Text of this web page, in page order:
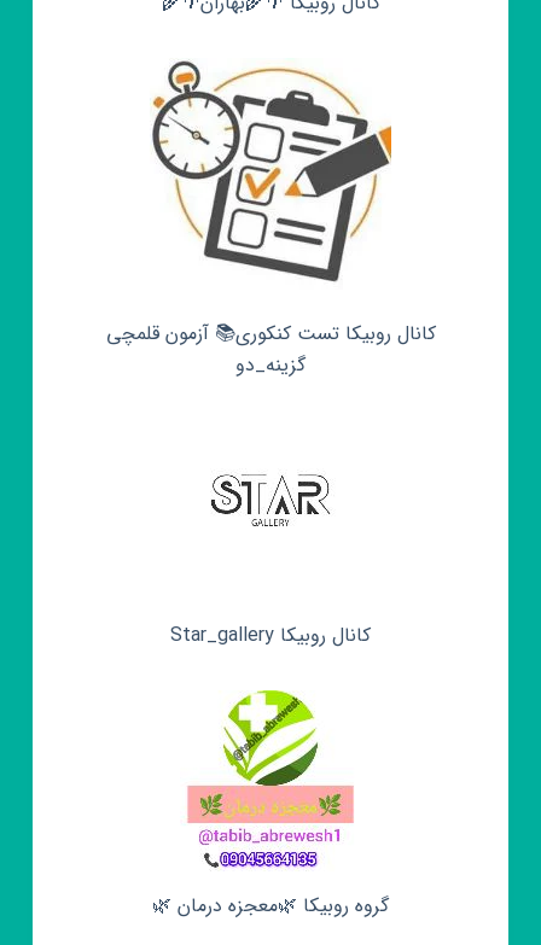
کانال روبیکا تست کنکوری📚 آزمون قلمچی‌‌
گزینه_دو
کانال روبیکا Star_gallery
گروه روبیکا 🌿معجزه درمان 🌿